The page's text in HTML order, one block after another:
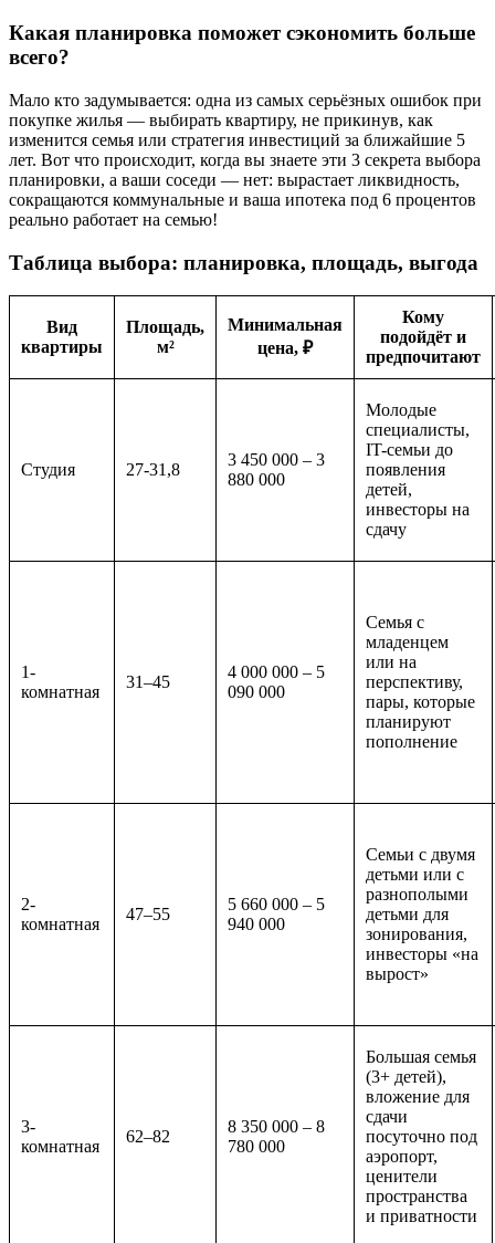
Какая планировка поможет сэкономить больше
всего?
Мало кто задумывается: одна из самых серьёзных ошибок при
покупке жилья — выбирать квартиру, не прикинув, как
изменится семья или стратегия инвестиций за ближайшие 5
лет. Вот что происходит, когда вы знаете эти 3 секрета выбора
планировки, а ваши соседи — нет: вырастает ликвидность,
сокращаются коммунальные и ваша ипотека под 6 процентов
реально работает на семью!
Таблица выбора: планировка, площадь, выгода
Вид
квартиры
Площадь,
м²
Минимальная
цена, ₽
Кому
подойдёт и
предпочитают
Студия 27-31,8
3 450 000 – 3
880 000
Молодые
специалисты,
IT-семьи до
появления
детей,
инвесторы на
сдачу
1-
комнатная
31–45
4 000 000 – 5
090 000
Семья с
младенцем
или на
перспективу,
пары, которые
планируют
пополнение
2-
комнатная
47–55
5 660 000 – 5
940 000
Семьи с двумя
детьми или с
разнополыми
детьми для
зонирования,
инвесторы «на
вырост»
3-
комнатная
62–82
8 350 000 – 8
780 000
Большая семья
(3+ детей),
вложение для
сдачи
посуточно под
аэропорт,
ценители
пространства
и приватности